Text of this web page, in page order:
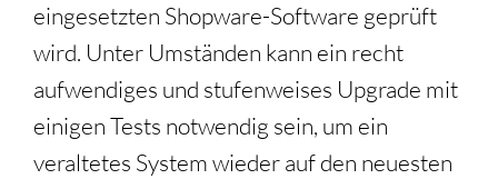
eingesetzten Shopware-Software geprüft
wird. Unter Umständen kann ein recht
aufwendiges und stufenweises Upgrade mit
einigen Tests notwendig sein, um ein
veraltetes System wieder auf den neuesten